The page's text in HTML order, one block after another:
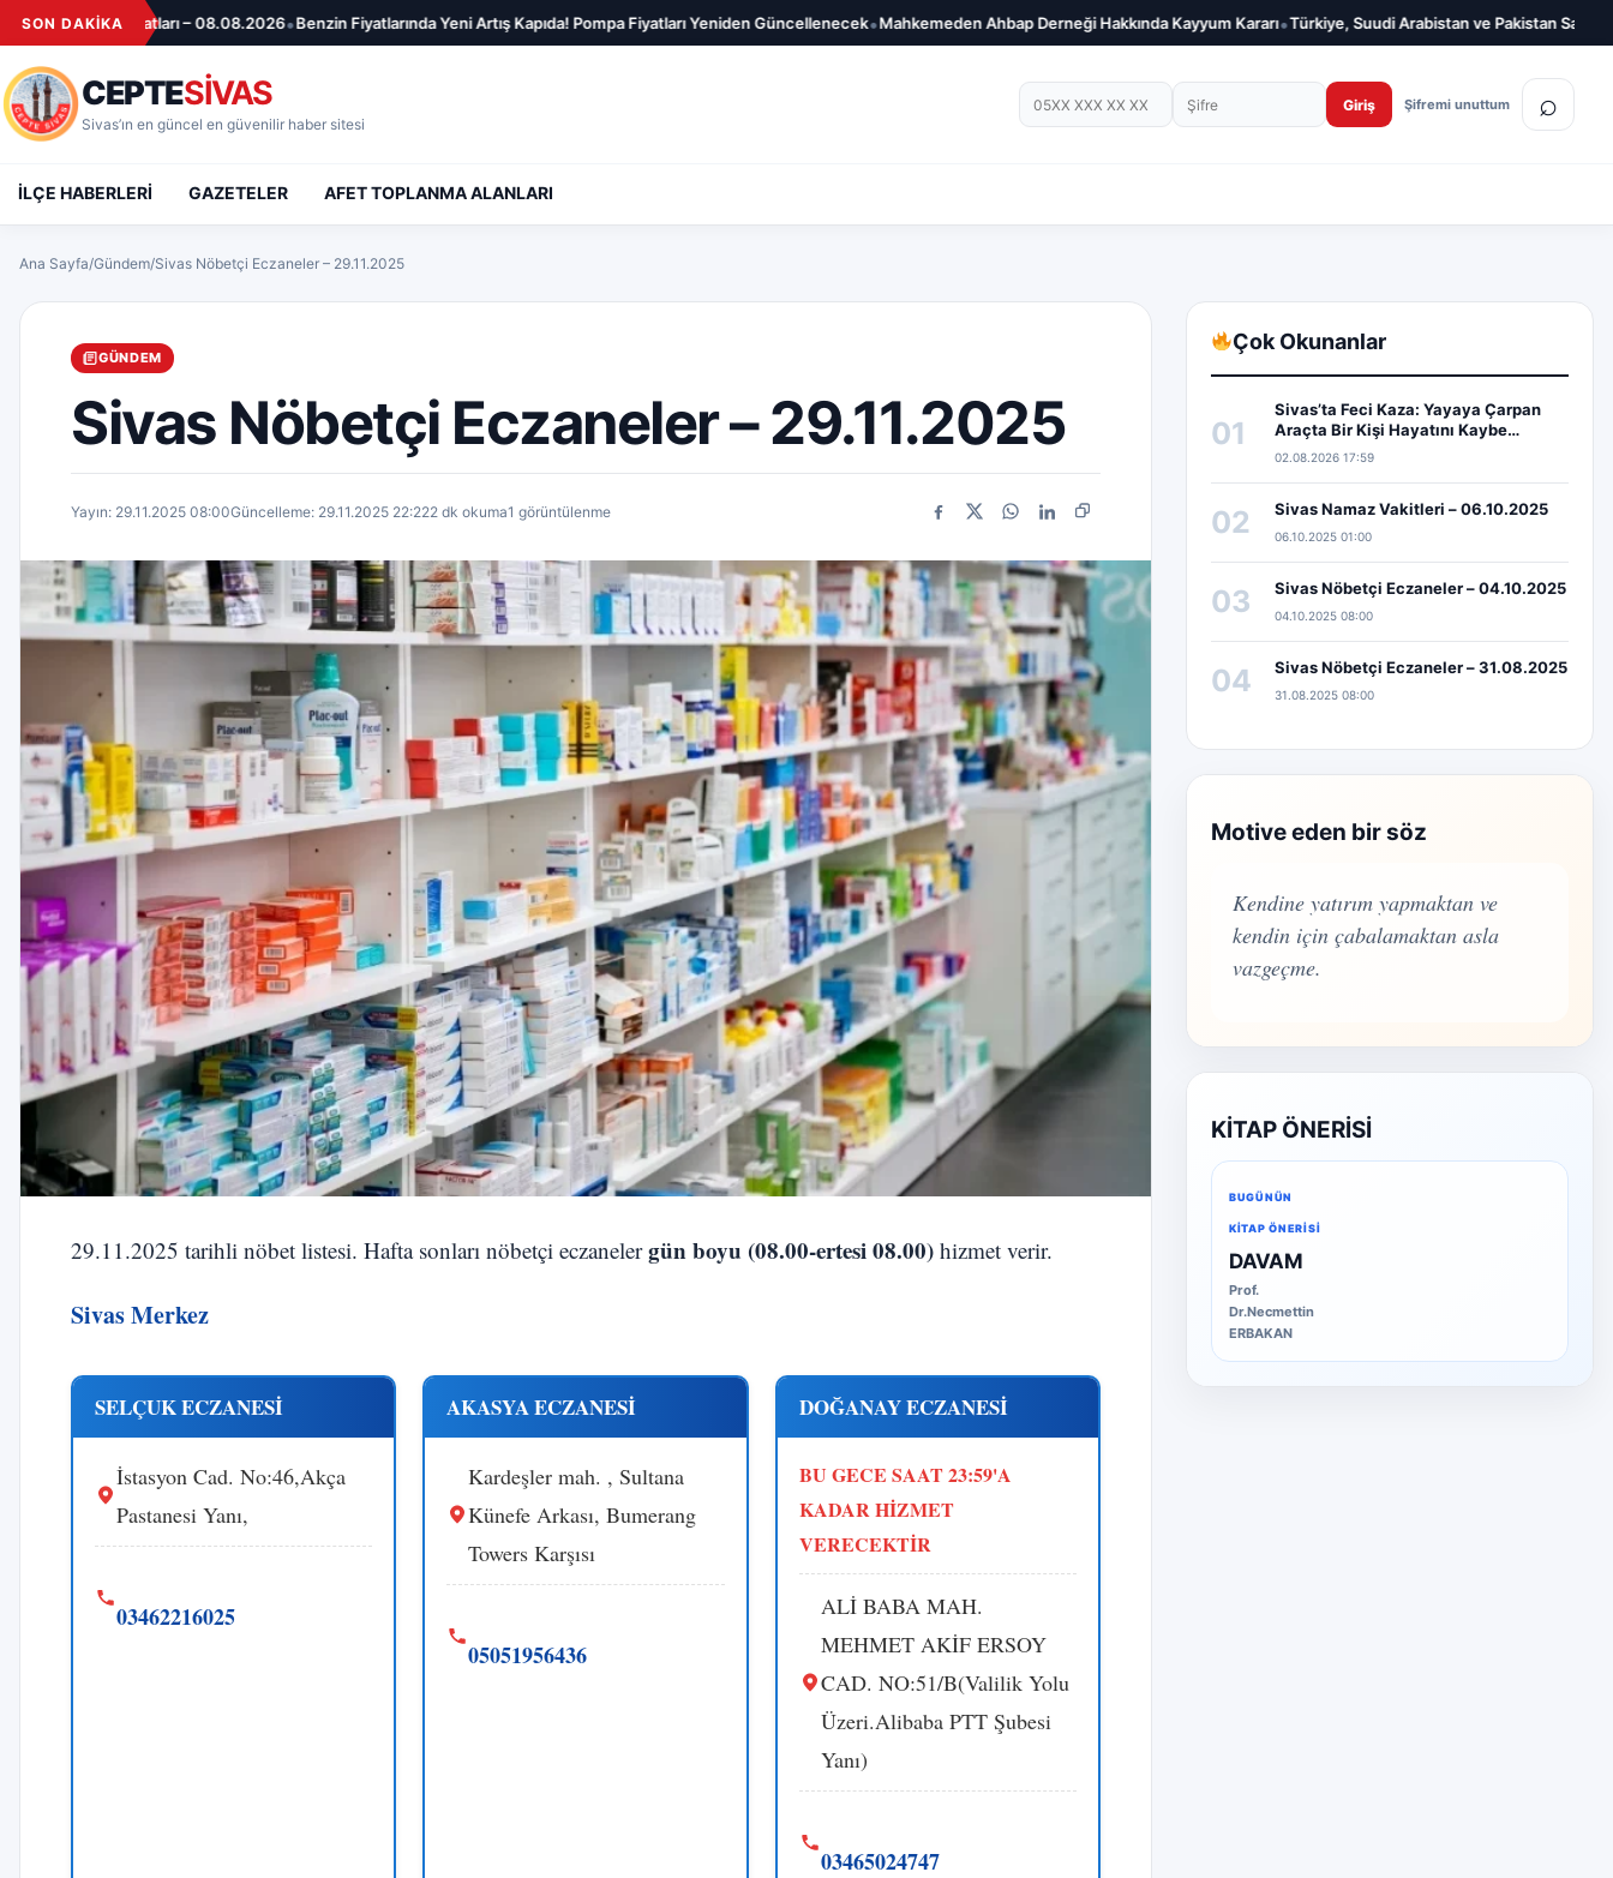
İçeriğe geç
SON DAKİKA
Fiyatları – 08.08.2026•Benzin Fiyatlarında Yeni Artış Kapıda! Pompa Fiyatları Yeniden Güncellenecek•Mahkemeden Ahbap Derneği Hakkında Kayyum Kararı•Türkiye, Suudi Arabistan ve Pakistan Savunmada
CEPTESİVAS
Sivas’ın en güncel en güvenilir haber sitesi
Telefon numarası Şifre Giriş Şifremi unuttum ⌕
İLÇE HABERLERİ GAZETELER AFET TOPLANMA ALANLARI
Ana Sayfa/Gündem/Sivas Nöbetçi Eczaneler – 29.11.2025
GÜNDEM
Sivas Nöbetçi Eczaneler – 29.11.2025
Yayın: 29.11.2025 08:00Güncelleme: 29.11.2025 22:222 dk okuma1 görüntülenme
Facebook
X WhatsApp
LinkedInBağlantıyı kopyala
29.11.2025 tarihli nöbet listesi. Hafta sonları nöbetçi eczanelergün boyu (08.00-ertesi 08.00) hizmet verir.
Sivas Merkez
SELÇUK ECZANESİ
İstasyon Cad. No:46,Akça
Pastanesi Yanı,
03462216025
AKASYA ECZANESİ
Kardeşler mah. , Sultana
Künefe Arkası, Bumerang
Towers Karşısı
05051956436
DOĞANAY ECZANESİ
BU GECE SAAT 23:59'A
KADAR HİZMET
VERECEKTİR
ALİ BABA MAH.
MEHMET AKİF ERSOY
CAD. NO:51/B(Valilik Yolu
Üzeri.Alibaba PTT Şubesi
Yanı)
03465024747
Çok Okunanlar
01
Sivas’ta Feci Kaza: Yayaya Çarpan
Araçta Bir Kişi Hayatını Kaybe…
02.08.2026 17:59
02 Sivas Namaz Vakitleri – 06.10.2025
06.10.2025 01:00
03 Sivas Nöbetçi Eczaneler – 04.10.2025
04.10.2025 08:00
04 Sivas Nöbetçi Eczaneler – 31.08.2025
31.08.2025 08:00
Motive eden bir söz
Kendine yatırım yapmaktan ve
kendin için çabalamaktan asla
vazgeçme.
KİTAP ÖNERİSİ
BUGÜNÜN
KITAP ÖNERISI
DAVAM
Prof.
Dr.Necmettin
ERBAKAN